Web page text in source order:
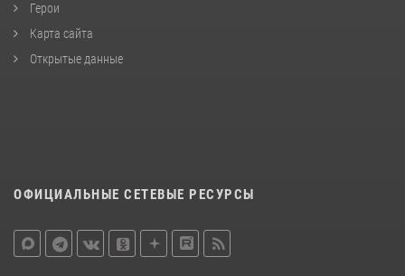
Герои
Карта сайта
Открытые данные
ОФИЦИАЛЬНЫЕ СЕТЕВЫЕ РЕСУРСЫ